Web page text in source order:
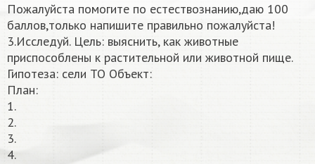
Пожалуйста помогите по естествознанию,даю 100
баллов,только напишите правильно пожалуйста!
3.Исследуй. Цель: выяснить, как животные
приспособлены к растительной или животной пище.
Гипотеза: сели TO Объект:
План:
1.
2.
3.
4.